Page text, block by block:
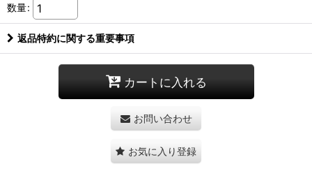
数量:
返品特約に関する重要事項
カートに入れる
お問い合わせ
お気に入り登録